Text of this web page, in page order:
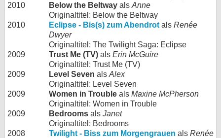
2010
Below the Beltway als Anne
Originaltitel: Below the Beltway
2010
Eclipse - Bis(s) zum Abendrot als Renée
Dwyer
Originaltitel: The Twilight Saga: Eclipse
2009
Trust Me (TV) als Erin McGuire
Originaltitel: Trust Me (TV)
2009
Level Seven als Alex
Originaltitel: Level Seven
2009
Women in Trouble als Maxine McPherson
Originaltitel: Women in Trouble
2009
Bedrooms als Janet
Originaltitel: Bedrooms
2008
Twilight - Biss zum Morgengrauen als Renée